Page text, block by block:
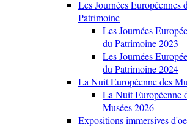
Les Journées Européennes
Patrimoine
Les Journées
du Patrimoine 2023
Les Journées
du Patrimoine 2024
La Nuit Européenne des
La Nuit Européenne
Musées 2026
Expositions immersives